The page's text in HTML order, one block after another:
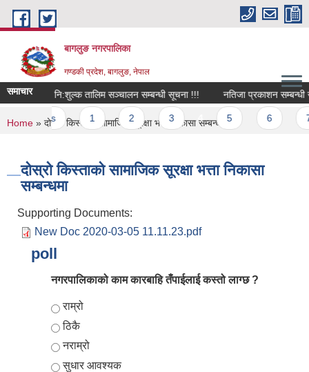
Skip to main content
बागलुङ नगरपालिका
गण्डकी प्रदेश, बागलुङ, नेपाल
समाचार
!!! नि:शुल्क तालिम सञ्चालन सम्बन्धी सूचना !!! नतिजा प्रकाशन सम्बन्धी
previous 1 2 3 4 5
You are here
Home » दोस्रो किस्ताको सामाजिक सूरक्षा भत्ता निकासा सम्बन्धमा
दोस्रो किस्ताको सामाजिक सूरक्षा भत्ता निकासा
सम्बन्धमा
Supporting Documents:
New Doc 2020-03-05 11.11.23.pdf
poll
नगरपालिकाको काम कारबाहि तँपाईलाई कस्तो लाग्छ ?
Choices
राम्रो
ठिकै
नराम्रो
सुधार आवश्यक